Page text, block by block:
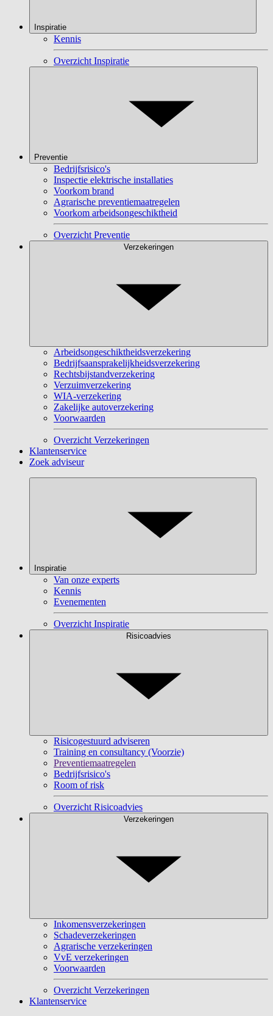
Inspiratie
Kennis
Overzicht Inspiratie
Preventie
Bedrijfsrisico's
Inspectie elektrische installaties
Voorkom brand
Agrarische preventiemaatregelen
Voorkom arbeidsongeschiktheid
Overzicht Preventie
Verzekeringen
Arbeidsongeschiktheidsverzekering
Bedrijfsaansprakelijkheidsverzekering
Rechtsbijstandverzekering
Verzuimverzekering
WIA-verzekering
Zakelijke autoverzekering
Voorwaarden
Overzicht Verzekeringen
Klantenservice
Zoek adviseur
Inspiratie
Van onze experts
Kennis
Evenementen
Overzicht Inspiratie
Risicoadvies
Risicogestuurd adviseren
Training en consultancy (Voorzie)
Preventiemaatregelen
Bedrijfsrisico's
Room of risk
Overzicht Risicoadvies
Verzekeringen
Inkomensverzekeringen
Schadeverzekeringen
Agrarische verzekeringen
VvE verzekeringen
Voorwaarden
Overzicht Verzekeringen
Klantenservice